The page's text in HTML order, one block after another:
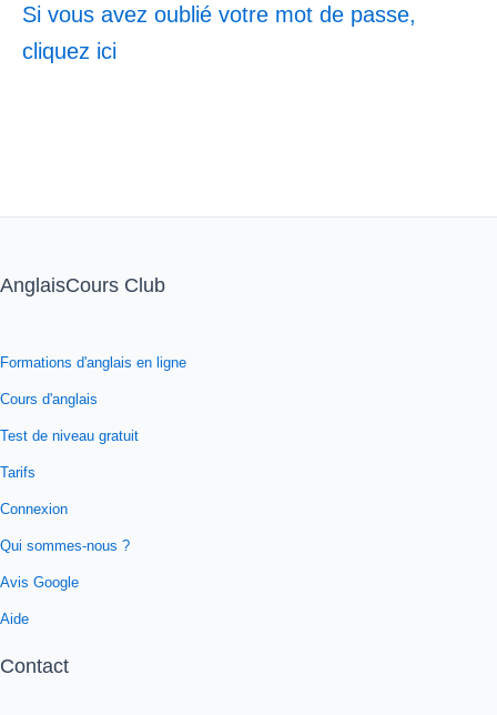
Si vous avez oublié votre mot de passe,
cliquez ici
AnglaisCours Club
Formations d'anglais en ligne
Cours d'anglais
Test de niveau gratuit
Tarifs
Connexion
Qui sommes-nous ?
Avis Google
Aide
Contact